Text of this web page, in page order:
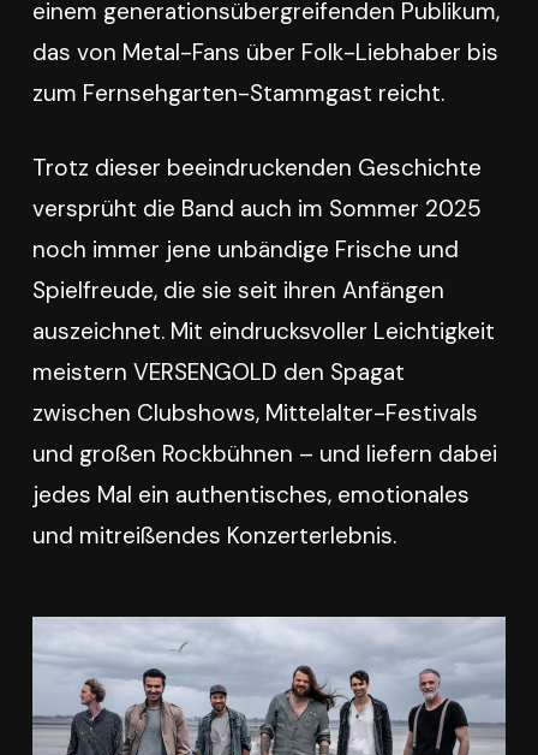
einem generationsübergreifenden Publikum,
das von Metal-Fans über Folk-Liebhaber bis
zum Fernsehgarten-Stammgast reicht.
Trotz dieser beeindruckenden Geschichte
versprüht die Band auch im Sommer 2025
noch immer jene unbändige Frische und
Spielfreude, die sie seit ihren Anfängen
auszeichnet. Mit eindrucksvoller Leichtigkeit
meistern VERSENGOLD den Spagat
zwischen Clubshows, Mittelalter-Festivals
und großen Rockbühnen – und liefern dabei
jedes Mal ein authentisches, emotionales
und mitreißendes Konzerterlebnis.